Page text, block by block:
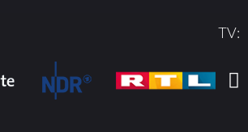
TV: